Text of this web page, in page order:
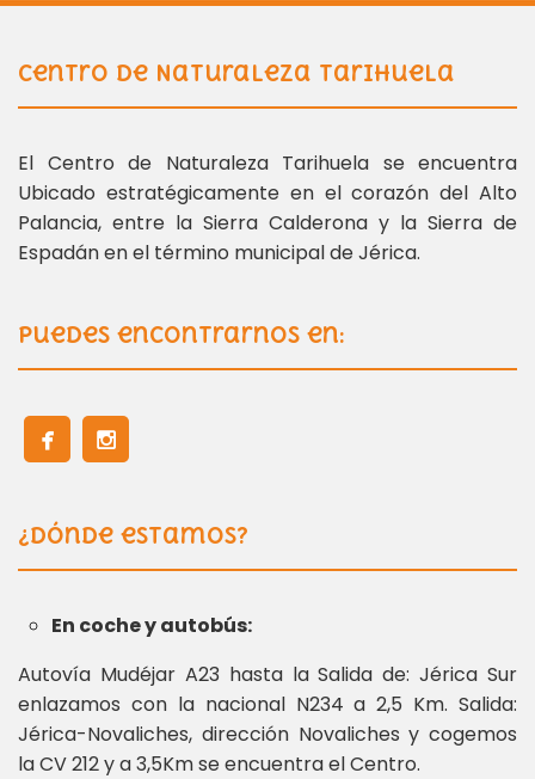
Centro de Naturaleza Tarihuela
El Centro de Naturaleza Tarihuela se encuentra
Ubicado estratégicamente en el corazón del Alto
Palancia, entre la Sierra Calderona y la Sierra de
Espadán en el término municipal de Jérica.
Puedes encontrarnos en:
¿Dónde estamos?
En coche y autobús:
Autovía Mudéjar A23 hasta la Salida de: Jérica Sur
enlazamos con la nacional N234 a 2,5 Km. Salida:
Jérica-Novaliches, dirección Novaliches y cogemos
la CV 212 y a 3,5Km se encuentra el Centro.